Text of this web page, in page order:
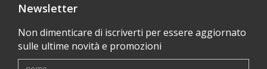
Newsletter
Non dimenticare di iscriverti per essere aggiornato
sulle ultime novità e promozioni